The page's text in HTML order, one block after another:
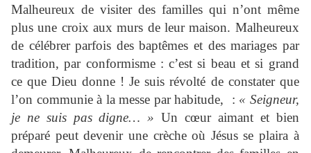
Malheureux de visiter des familles qui n’ont même
plus une croix aux murs de leur maison. Malheureux
de célébrer parfois des baptêmes et des mariages par
tradition, par conformisme : c’est si beau et si grand
ce que Dieu donne ! Je suis révolté de constater que
l’on communie à la messe par habitude, : « Seigneur,
je ne suis pas digne… » Un cœur aimant et bien
préparé peut devenir une crèche où Jésus se plaira à